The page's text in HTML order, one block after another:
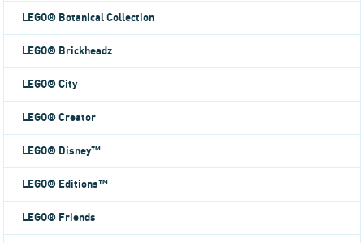
LEGO® Botanical Collection
LEGO® Brickheadz
LEGO® City
LEGO® Creator
LEGO® Disney™
LEGO® Editions™
LEGO® Friends